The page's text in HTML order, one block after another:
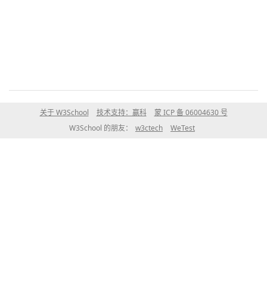
关于 W3School 技术支持：赢科
蒙 ICP 备 06004630 号
W3School 的朋友：
w3ctech WeTest